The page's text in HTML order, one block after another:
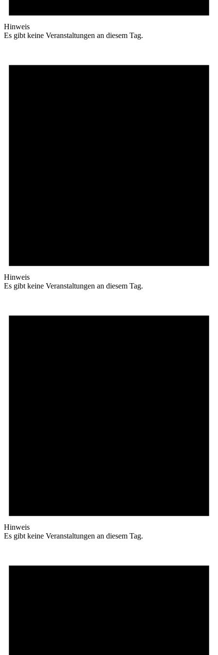
Hinweis
Es gibt keine Veranstaltungen an diesem Tag.
Hinweis
Es gibt keine Veranstaltungen an diesem Tag.
Hinweis
Es gibt keine Veranstaltungen an diesem Tag.